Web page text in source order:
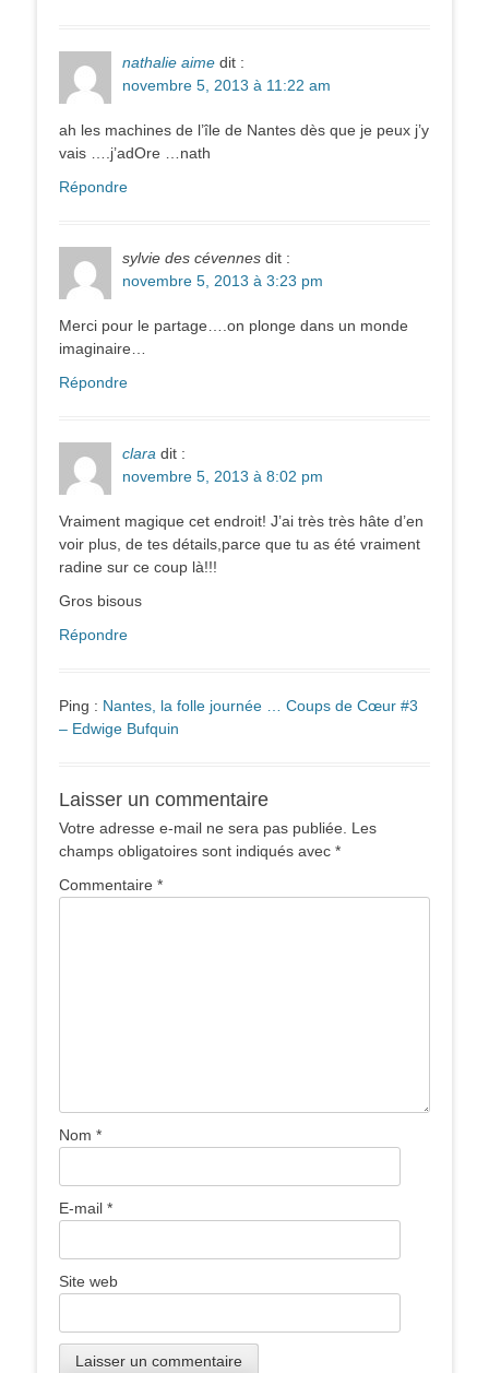
nathalie aime dit :
novembre 5, 2013 à 11:22 am
ah les machines de l’île de Nantes dès que je peux j’y
vais ….j’adOre …nath
Répondre
sylvie des cévennes dit :
novembre 5, 2013 à 3:23 pm
Merci pour le partage….on plonge dans un monde
imaginaire…
Répondre
clara dit :
novembre 5, 2013 à 8:02 pm
Vraiment magique cet endroit! J’ai très très hâte d’en
voir plus, de tes détails,parce que tu as été vraiment
radine sur ce coup là!!!
Gros bisous
Répondre
Ping : Nantes, la folle journée … Coups de Cœur #3
– Edwige Bufquin
Laisser un commentaire
Votre adresse e-mail ne sera pas publiée.
Les
champs obligatoires sont indiqués avec *
Commentaire *
Nom *
E-mail *
Site web